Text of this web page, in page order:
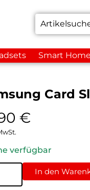
Smart
Card
€
verfügbar
In den